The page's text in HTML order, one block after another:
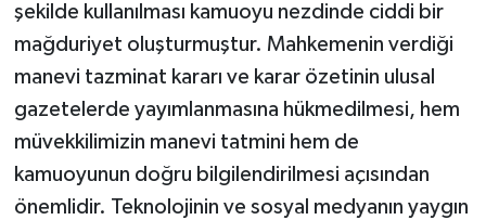
şekilde kullanılması kamuoyu nezdinde ciddi bir
mağduriyet oluşturmuştur. Mahkemenin verdiği
manevi tazminat kararı ve karar özetinin ulusal
gazetelerde yayımlanmasına hükmedilmesi, hem
müvekkilimizin manevi tatmini hem de
kamuoyunun doğru bilgilendirilmesi açısından
önemlidir. Teknolojinin ve sosyal medyanın yaygın